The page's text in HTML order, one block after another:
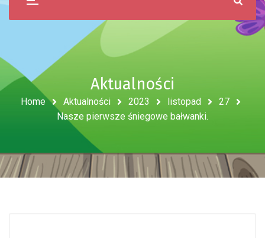
Aktualności
Home Aktualności 2023 listopad
27
Nasze pierwsze śniegowe bałwanki.